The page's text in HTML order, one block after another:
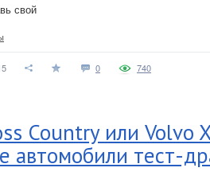
свой
0 740
Country или Volvo
автомобили тест-